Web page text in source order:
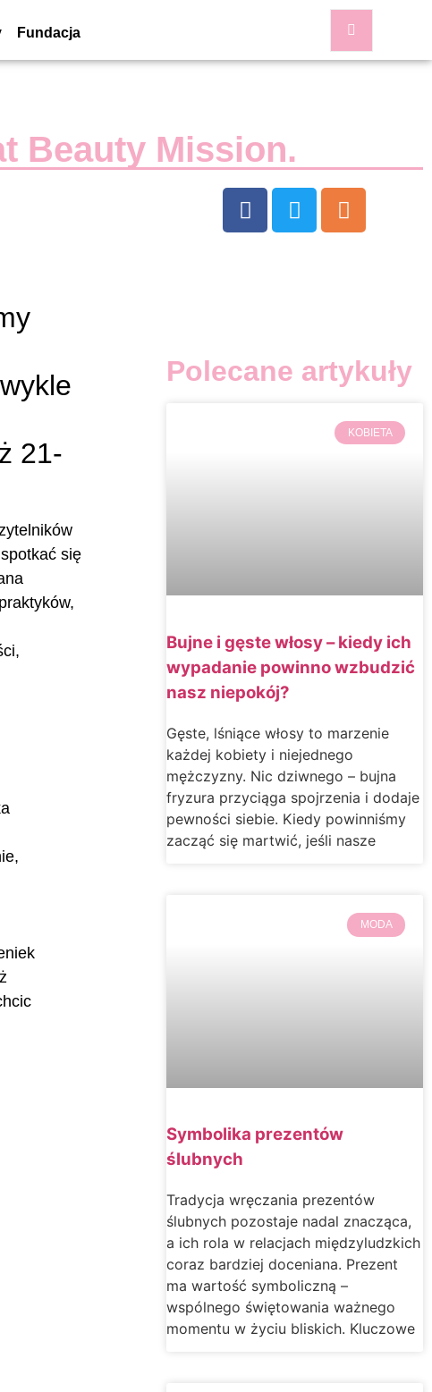
Fundacja
Beauty Mission.
21-
się
Polecane artykuły
KOBIETA
Bujne i gęste włosy – kiedy ich
wypadanie powinno wzbudzić
nasz niepokój?
Gęste, lśniące włosy to marzenie
każdej kobiety i niejednego
mężczyzny. Nic dziwnego – bujna
fryzura przyciąga spojrzenia i dodaje
pewności siebie. Kiedy powinniśmy
zacząć się martwić, jeśli nasze
MODA
Symbolika prezentów
ślubnych
Tradycja wręczania prezentów
ślubnych pozostaje nadal znacząca,
a ich rola w relacjach międzyludzkich
coraz bardziej doceniana. Prezent
ma wartość symboliczną –
wspólnego świętowania ważnego
momentu w życiu bliskich. Kluczowe